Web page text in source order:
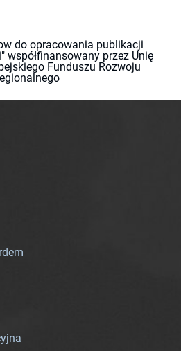
do opracowania publikacji
współfinansowany przez Unię
Funduszu Rozwoju